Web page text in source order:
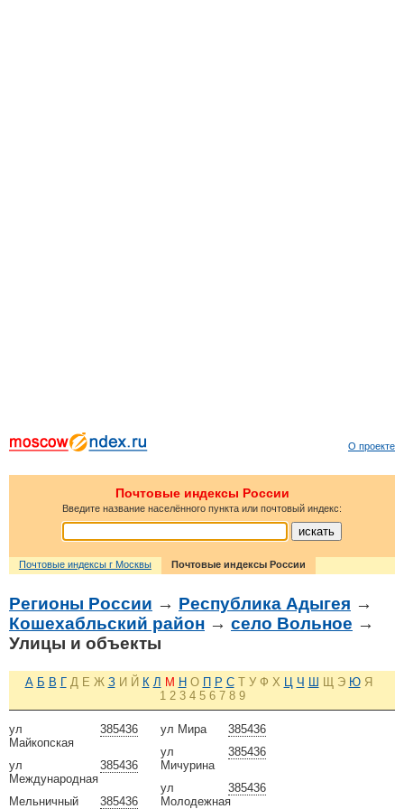
О проекте
Почтовые индексы России
Введите название населённого пункта или почтовый индекс:
Почтовые индексы г Москвы Почтовые индексы России
Регионы России → Республика Адыгея →
Кошехабльский район → село Вольное →
Улицы и объекты
А Б В Г Д Е Ж З И Й К Л М Н О П Р С Т У Ф Х Ц Ч Ш Щ Э Ю Я
1 2 3 4 5 6 7 8 9
385436
ул
Майкопская
385436
ул
Международная
385436
Мельничный
385436
ул Мира
385436
ул
Мичурина
385436
ул
Молодежная